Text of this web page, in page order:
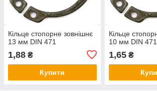
Кільце стопорне зовнішнє
13 мм DIN 471
1,88 ₴
Купити
Кільце
10 мм DIN 471
1,65₴